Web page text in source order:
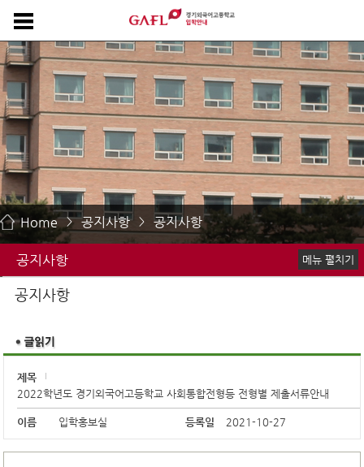
Home > 공지사항 > 공지사항
공지사항 메뉴 펼치기
공지사항
제목
2022학년도 경기외국어고등학교 사회통합전형등 전형별 제출서류안내
이름 입학홍보실 등록일 2021-10-27